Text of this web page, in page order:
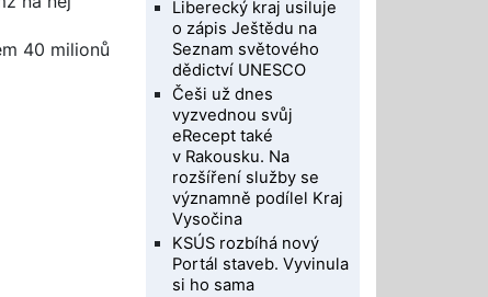
40 milionů
Liberecký kraj usiluje
o zápis Ještědu na
Seznam světového
dědictví UNESCO
Češi už dnes
vyzvednou svůj
eRecept také
v Rakousku. Na
rozšíření služby se
významně podílel Kraj
Vysočina
KSÚS rozbíhá nový
Portál staveb. Vyvinula
si ho sama